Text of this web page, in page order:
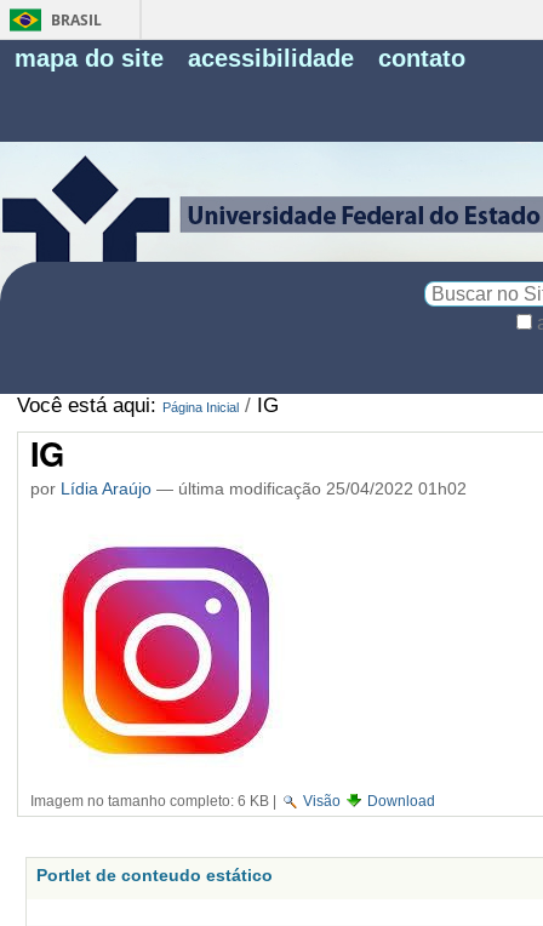
BRASIL
mapa do site acessibilidade contato
Você está aqui: Página Inicial / IG
IG
por Lídia Araújo— última modificação25/04/2022 01h02
Imagem no tamanho completo: 6 KB| Visão Download
Portlet de conteudo estático